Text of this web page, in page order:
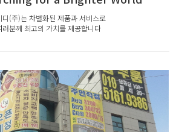
디(주)는 차별화된 제품과 서비스로
러분께 최고의 가치를 제공합니다